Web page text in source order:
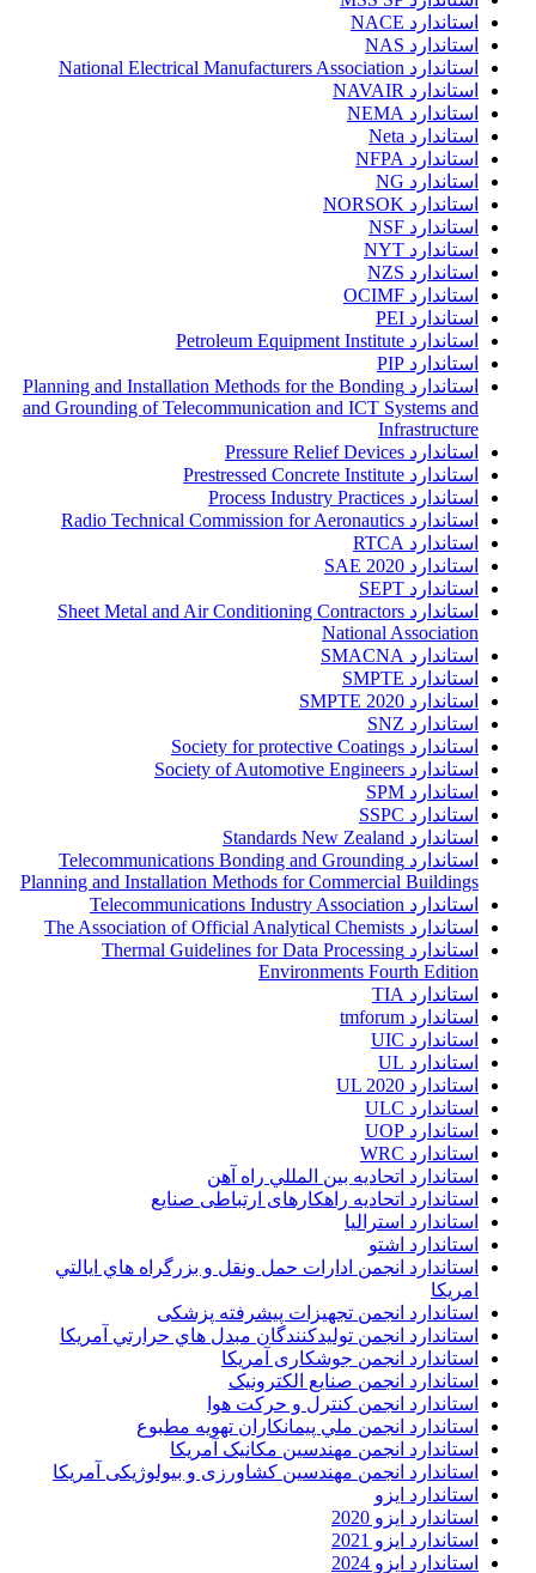
استاندارد NACE
استاندارد NAS
استاندارد National Electrical Manufacturers Association
استاندارد NAVAIR
استاندارد NEMA
استاندارد Neta
استاندارد NFPA
استاندارد NG
استاندارد NORSOK
استاندارد NSF
استاندارد NYT
استاندارد NZS
استاندارد OCIMF
استاندارد PEI
استاندارد Petroleum Equipment Institute
استاندارد PIP
استاندارد Planning and Installation Methods for the Bonding
and Grounding of Telecommunication and ICT Systems and
Infrastructure
استاندارد Pressure Relief Devices
استاندارد Prestressed Concrete Institute
استاندارد Process Industry Practices
استاندارد Radio Technical Commission for Aeronautics
استاندارد RTCA
استاندارد SAE 2020
استاندارد SEPT
استاندارد Sheet Metal and Air Conditioning Contractors
National Association
استاندارد SMACNA
استاندارد SMPTE
استاندارد SMPTE 2020
استاندارد SNZ
استاندارد Society for protective Coatings
استاندارد Society of Automotive Engineers
استاندارد SPM
استاندارد SSPC
استاندارد Standards New Zealand
استاندارد Telecommunications Bonding and Grounding
Planning and Installation Methods for Commercial Buildings
استاندارد Telecommunications Industry Association
استاندارد The Association of Official Analytical Chemists
استاندارد Thermal Guidelines for Data Processing
Environments Fourth Edition
استاندارد TIA
استاندارد tmforum
استاندارد UIC
استاندارد UL
استاندارد UL 2020
استاندارد ULC
استاندارد UOP
استاندارد WRC
استاندارد اتحاديه بين المللي راه آهن
استاندارد اتحادیه راهکارهای ارتباطی صنایع
استاندارد استرالیا
استاندارد اشتو
استاندارد انجمن ادارات حمل ونقل و بزرگراه هاي ايالتي
امريکا
استاندارد انجمن تجهیزات پیشرفته پزشکی
استاندارد انجمن توليدکنندگان مبدل هاي حرارتي آمريکا
استاندارد انجمن جوشکاری آمریکا
استاندارد انجمن صنايع الکترونيک
استاندارد انجمن کنترل و حرکت هوا
استاندارد انجمن ملي پيمانکاران تهويه مطبوع
استاندارد انجمن مهندسين مکانيک آمريکا
استاندارد انجمن مهندسین کشاورزی و بیولوژیکی آمریکا
استاندارد ایزو
استاندارد ایزو 2020
استاندارد ایزو 2021
استاندارد ایزو 2024